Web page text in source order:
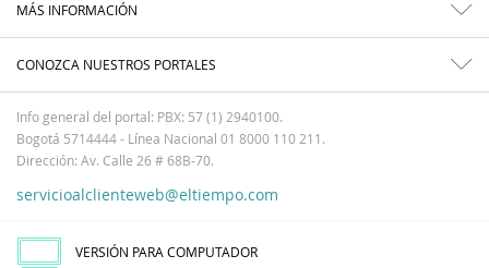
MÁS INFORMACIÓN
CONOZCA NUESTROS PORTALES
Info general del portal: PBX: 57 (1) 2940100.
Bogotá 5714444 - Línea Nacional 01 8000 110 211.
Dirección: Av. Calle 26 # 68B-70.
servicioalclienteweb@eltiempo.com
VERSIÓN PARA COMPUTADOR